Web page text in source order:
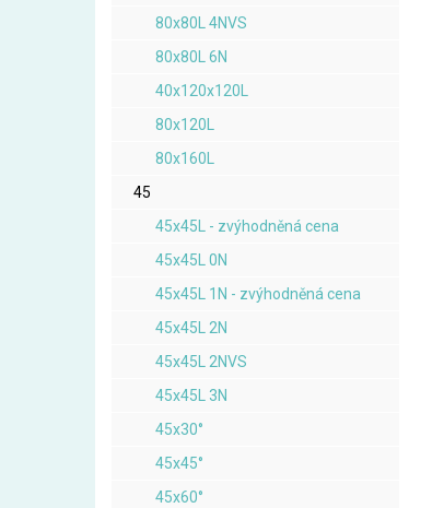
80x80L 4NVS
80x80L 6N
40x120x120L
80x120L
80x160L
45
45x45L - zvýhodněná cena
45x45L 0N
45x45L 1N - zvýhodněná cena
45x45L 2N
45x45L 2NVS
45x45L 3N
45x30°
45x45°
45x60°